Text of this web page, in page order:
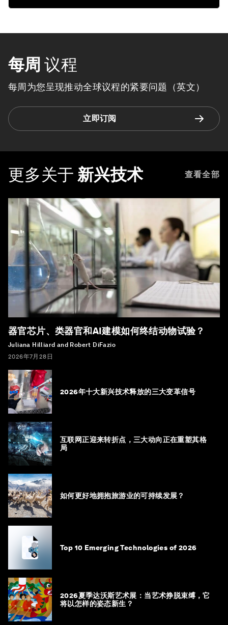
每周 议程
每周为您呈现推动全球议程的紧要问题（英文）
立即订阅
更多关于 新兴技术 查看全部
器官芯片、类器官和AI建模如何终结动物试验？
Juliana Hilliard and Robert DiFazio
2026年7月28日
2026年十大新兴技术释放的三大变革信号
互联网正迎来转折点，三大动向正在重塑其格
局
如何更好地拥抱旅游业的可持续发展？
Top 10 Emerging Technologies of 2026
2026夏季达沃斯艺术展：当艺术挣脱束缚，它
将以怎样的姿态新生？